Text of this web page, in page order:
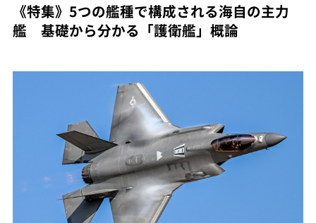
《特集》5つの艦種で構成される海自の主力
艦 基礎から分かる「護衛艦」概論